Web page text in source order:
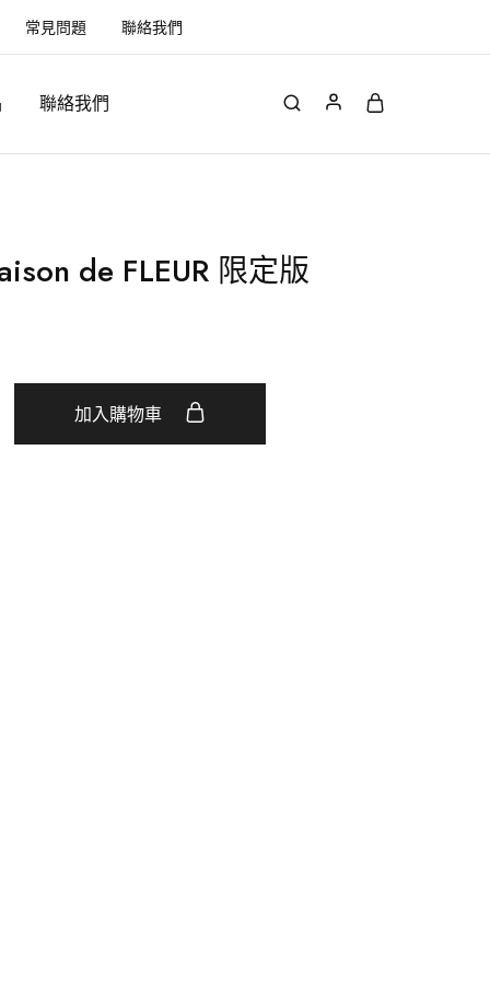
常見問題 聯絡我們
聯絡我們
de FLEUR 限定版
加入購物車